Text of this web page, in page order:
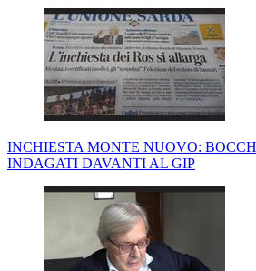
INCHIESTA MONTE NUOVO:
INDAGATI DAVANTI AL GIP